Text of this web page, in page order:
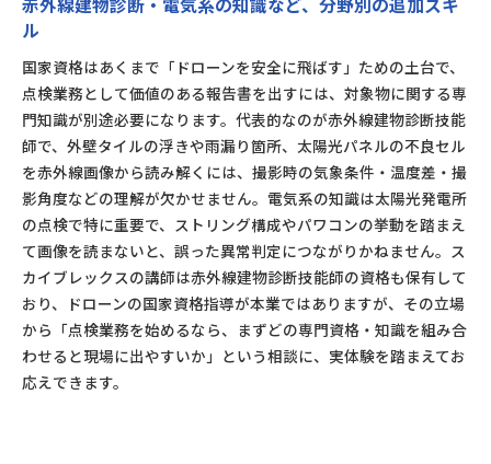
ル
国家資格はあくまで「ドローンを安全に飛ばす」ための土台で、
点検業務として価値のある報告書を出すには、対象物に関する専
門知識が別途必要になります。代表的なのが赤外線建物診断技能
師で、外壁タイルの浮きや雨漏り箇所、太陽光パネルの不良セル
を赤外線画像から読み解くには、撮影時の気象条件・温度差・撮
影角度などの理解が欠かせません。電気系の知識は太陽光発電所
の点検で特に重要で、ストリング構成やパワコンの挙動を踏まえ
て画像を読まないと、誤った異常判定につながりかねません。ス
カイブレックスの講師は赤外線建物診断技能師の資格も保有して
おり、ドローンの国家資格指導が本業ではありますが、その立場
から「点検業務を始めるなら、まずどの専門資格・知識を組み合
わせると現場に出やすいか」という相談に、実体験を踏まえてお
応えできます。